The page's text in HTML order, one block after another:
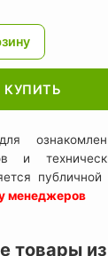
КУПИТЬ
и
публичной
менеджеров
товары из